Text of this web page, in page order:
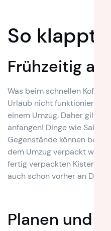
So klappt
Frühzeitig
Was beim schnellen
Urlaub nicht funktioniert,
einem Umzug. Daher gilt
anfangen! Dinge wie
Gegenstände können
dem Umzug verpackt
fertig verpackten Kisten
auch schon vorher an
Planen und